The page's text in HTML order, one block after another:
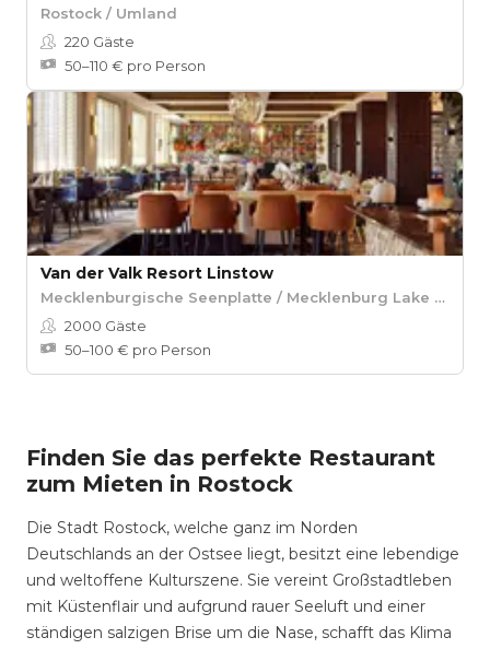
Rostock / Umland
220 Gäste
50–110 € pro Person
Van der Valk Resort Linstow
Mecklenburgische Seenplatte / Mecklenburg Lake District
2000 Gäste
50–100 € pro Person
Finden Sie das perfekte Restaurant
zum Mieten in Rostock
Die Stadt Rostock, welche ganz im Norden
Deutschlands an der Ostsee liegt, besitzt eine lebendige
und weltoffene Kulturszene. Sie vereint Großstadtleben
mit Küstenflair und aufgrund rauer Seeluft und einer
ständigen salzigen Brise um die Nase, schafft das Klima